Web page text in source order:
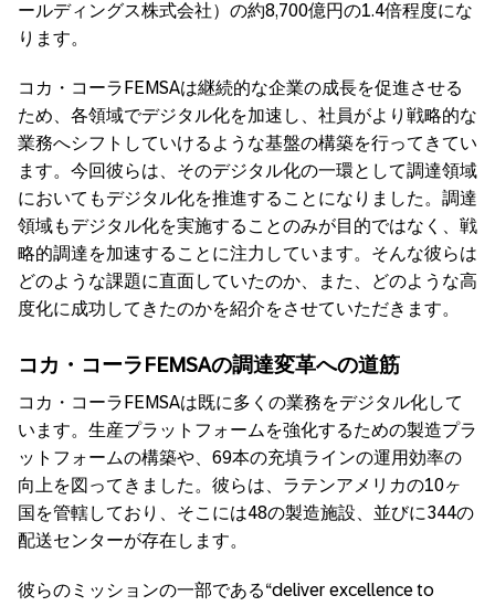
ールディングス株式会社）の約8,700億円の1.4倍程度にな
ります。
コカ・コーラFEMSAは継続的な企業の成長を促進させる
ため、各領域でデジタル化を加速し、社員がより戦略的な
業務へシフトしていけるような基盤の構築を行ってきてい
ます。今回彼らは、そのデジタル化の一環として調達領域
においてもデジタル化を推進することになりました。調達
領域もデジタル化を実施することのみが目的ではなく、戦
略的調達を加速することに注力しています。そんな彼らは
どのような課題に直面していたのか、また、どのような高
度化に成功してきたのかを紹介をさせていただきます。
コカ・コーラFEMSAの調達変革への道筋
コカ・コーラFEMSAは既に多くの業務をデジタル化して
います。生産プラットフォームを強化するための製造プラ
ットフォームの構築や、69本の充填ラインの運用効率の
向上を図ってきました。彼らは、ラテンアメリカの10ヶ
国を管轄しており、そこには48の製造施設、並びに344の
配送センターが存在します。
彼らのミッションの一部である“deliver excellence to